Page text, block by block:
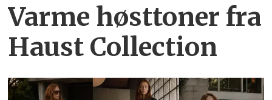
Varme høsttoner fra
Haust Collection